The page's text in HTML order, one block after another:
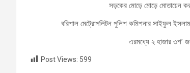
সড়কের মোড়ে মোড়ে মোতায়েন
বরিশাল মেট্রোপলিটন পুলিশ কমিশনার সাইফুল
এরমধ্যে ২ হাজার ৩শ’
Post Views: 599